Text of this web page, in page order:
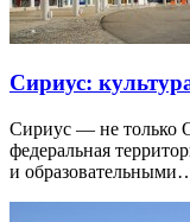
Сириус:
Сириус — не только
федеральная
и